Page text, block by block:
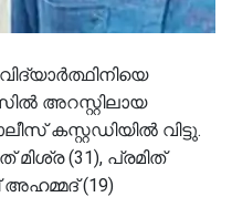
അറസ്റ്റിലായ
കസ്റ്റഡിയിൽ വിട്ടു.
(31), പ്രമിത്
(19)